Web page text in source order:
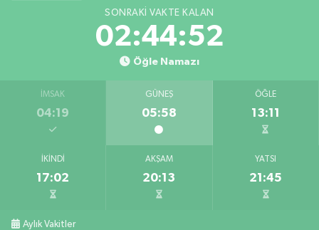
SONRAKI VAKTE KALAN
02:44:51
Öğle Namazı
İMSAK
04:19
GÜNEŞ
05:58
ÖĞLE
13:11
İKINDI
17:02
AKŞAM
20:13
YATSI
21:45
Aylık Vakitler